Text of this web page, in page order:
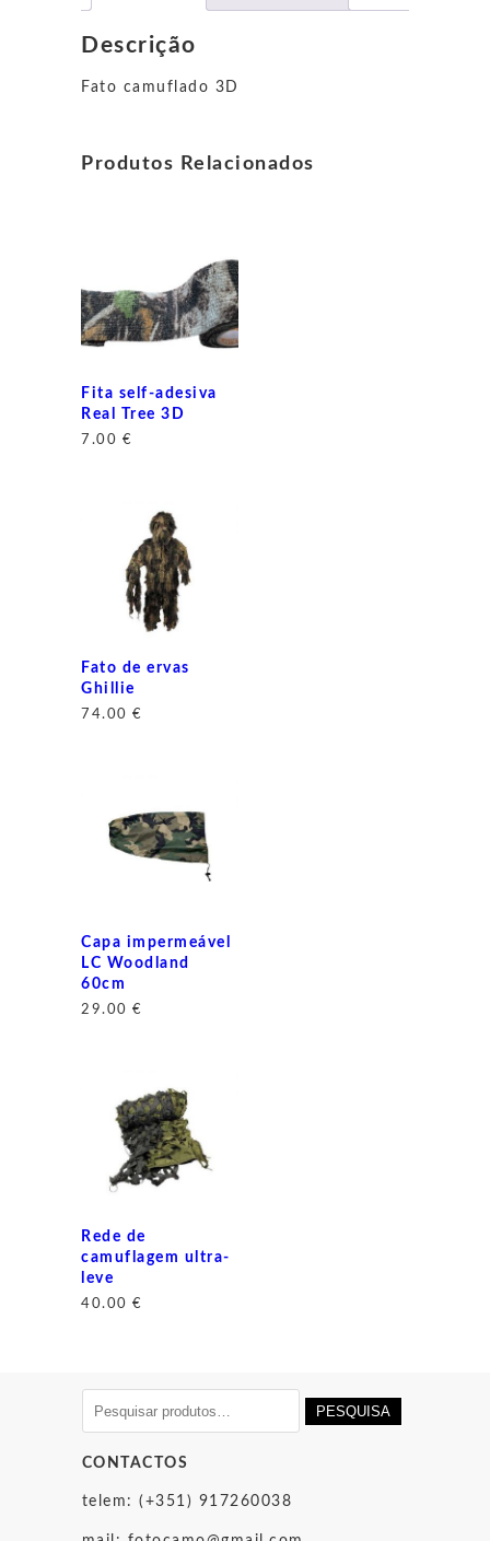
Descrição
Fato camuflado 3D
Produtos Relacionados
Fita self-adesiva
Real Tree 3D
7.00 €
Fato de ervas
Ghillie
74.00 €
Capa impermeável
LC Woodland
60cm
29.00 €
Rede de
camuflagem ultra-
leve
40.00 €
por:
PESQUISA
CONTACTOS
telem: (+351) 917260038